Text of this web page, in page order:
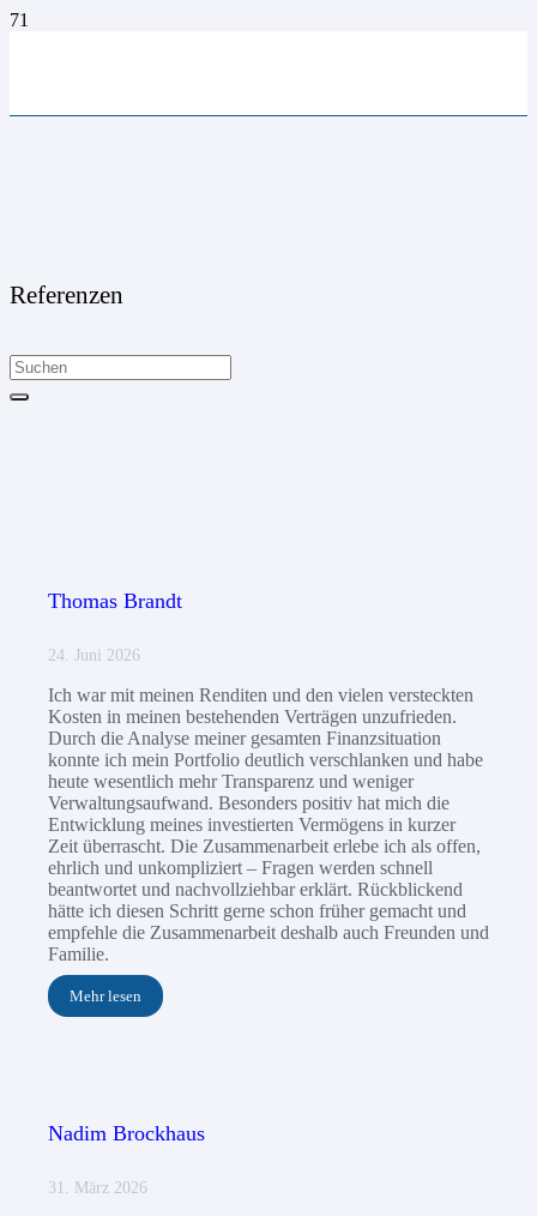
Referenzen
Thomas Brandt
24. Juni 2026
Ich war mit meinen Renditen und den vielen versteckten
Kosten in meinen bestehenden Verträgen unzufrieden.
Durch die Analyse meiner gesamten Finanzsituation
konnte ich mein Portfolio deutlich verschlanken und habe
heute wesentlich mehr Transparenz und weniger
Verwaltungsaufwand. Besonders positiv hat mich die
Entwicklung meines investierten Vermögens in kurzer
Zeit überrascht. Die Zusammenarbeit erlebe ich als offen,
ehrlich und unkompliziert – Fragen werden schnell
beantwortet und nachvollziehbar erklärt. Rückblickend
hätte ich diesen Schritt gerne schon früher gemacht und
empfehle die Zusammenarbeit deshalb auch Freunden und
Familie.
Mehr lesen
Nadim Brockhaus
31. März 2026